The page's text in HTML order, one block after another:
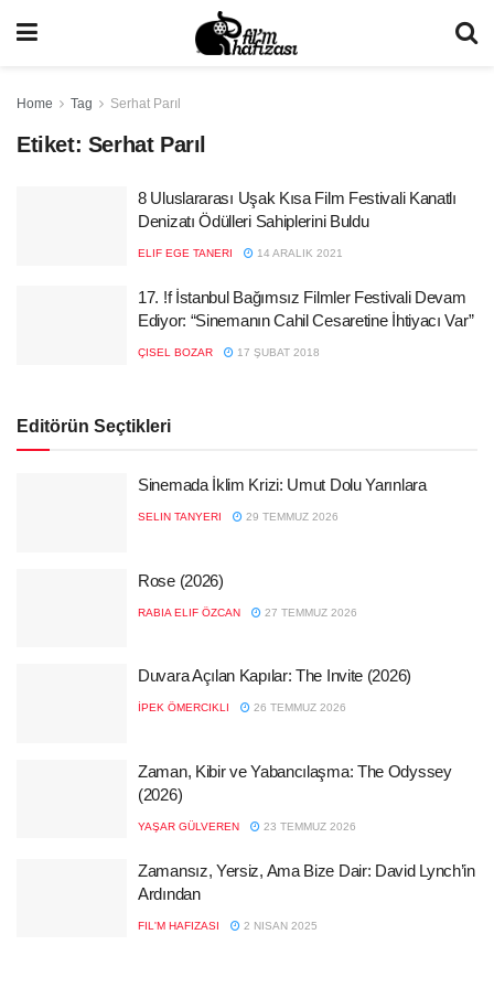
Home Tag Serhat Parıl
Etiket: Serhat Parıl
8 Uluslararası Uşak Kısa Film Festivali Kanatlı
Denizatı Ödülleri Sahiplerini Buldu
ELIF EGE TANERI 14 ARALIK 2021
17. !f İstanbul Bağımsız Filmler Festivali Devam
Ediyor: “Sinemanın Cahil Cesaretine İhtiyacı Var”
ÇISEL BOZAR 17 ŞUBAT 2018
Editörün Seçtikleri
Sinemada İklim Krizi: Umut Dolu Yarınlara
SELIN TANYERI 29 TEMMUZ 2026
Rose (2026)
RABIA ELIF ÖZCAN 27 TEMMUZ 2026
Duvara Açılan Kapılar: The Invite (2026)
İPEK ÖMERCIKLI 26 TEMMUZ 2026
Zaman, Kibir ve Yabancılaşma: The Odyssey
(2026)
YAŞAR GÜLVEREN 23 TEMMUZ 2026
Zamansız, Yersiz, Ama Bize Dair: David Lynch’in
Ardından
FIL'M HAFIZASI 2 NISAN 2025